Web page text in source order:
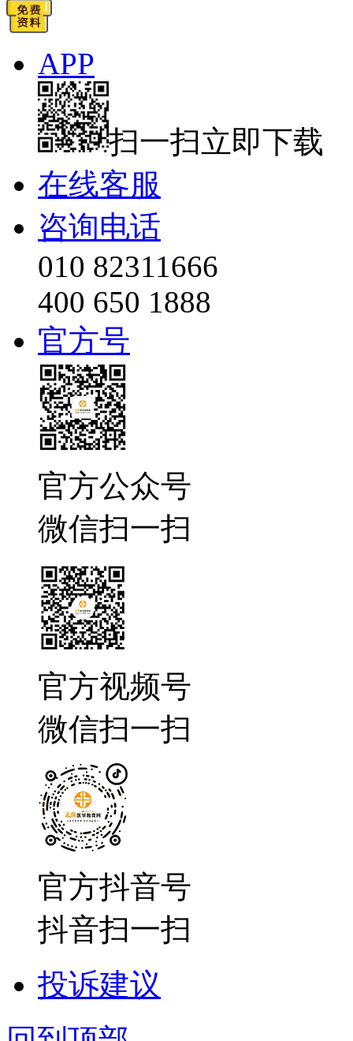
APP
扫一扫立即下载
在线客服
咨询电话
010 82311666
400 650 1888
官方号
官方公众号
微信扫一扫
官方视频号
微信扫一扫
官方抖音号
抖音扫一扫
投诉建议